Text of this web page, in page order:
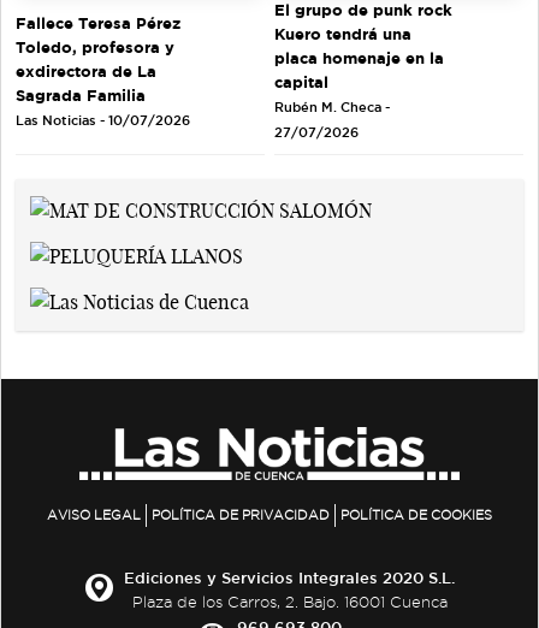
Fallece Teresa Pérez
Toledo, profesora y
exdirectora de La
Sagrada Familia
Las Noticias - 10/07/2026
El grupo de punk rock
Kuero tendrá una
placa homenaje en la
capital
Rubén M. Checa -
27/07/2026
AVISO LEGAL POLÍTICA DE PRIVACIDAD POLÍTICA DE COOKIES
Ediciones y Servicios Integrales 2020 S.L.
Plaza de los Carros, 2. Bajo. 16001 Cuenca